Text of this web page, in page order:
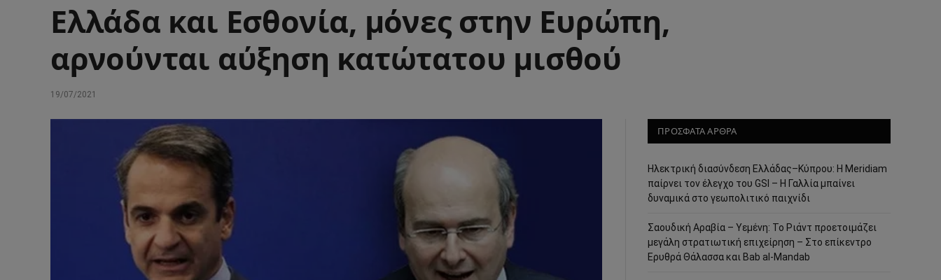
Ελλάδα και Εσθονία, μόνες στην Ευρώπη,
αρνούνται αύξηση κατώτατου μισθού
19/07/2021
ΠΡΟΣΦΑΤΑ ΑΡΘΡΑ
Ηλεκτρική διασύνδεση Ελλάδας–Κύπρου: Η Meridiam
παίρνει τον έλεγχο του GSI – Η Γαλλία μπαίνει
δυναμικά στο γεωπολιτικό παιχνίδι
Σαουδική Αραβία – Υεμένη: Το Ριάντ προετοιμάζει
μεγάλη στρατιωτική επιχείρηση – Στο επίκεντρο
Ερυθρά Θάλασσα και Bab al-Mandab